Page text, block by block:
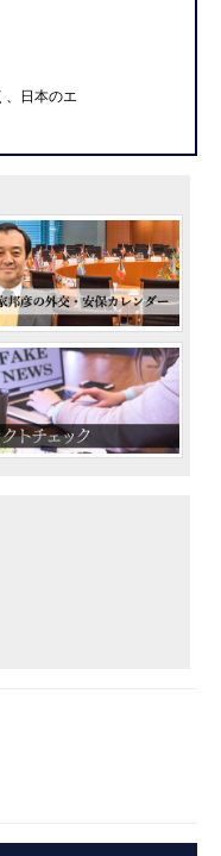
日本のエ